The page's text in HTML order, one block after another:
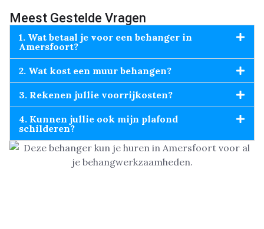
Meest Gestelde Vragen
1. Wat betaal je voor een behanger in
Amersfoort?
2. Wat kost een muur behangen?
3. Rekenen jullie voorrijkosten?
4. Kunnen jullie ook mijn plafond
schilderen?